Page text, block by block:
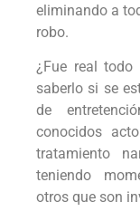
eliminando a
robo.
¿Fue real todo
saberlo si se
de
conocidos
tratamiento
teniendo
otros que son